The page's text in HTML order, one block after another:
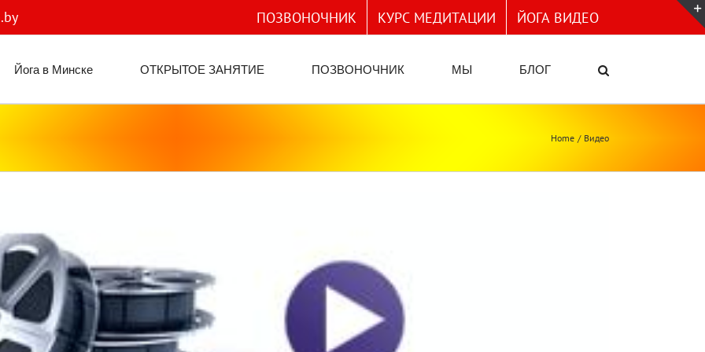
ПОЗВОНОЧНИК КУРС МЕДИТАЦИИ ЙОГА ВИДЕО
Йога в Минске ОТКРЫТОЕ ЗАНЯТИЕ ПОЗВОНОЧНИК МЫ БЛОГ
Home Видео